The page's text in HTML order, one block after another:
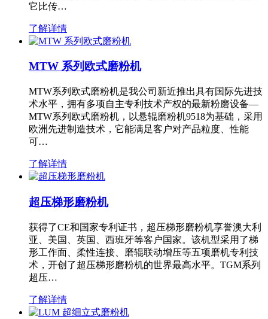
它比传…
了解详情
MTW 系列欧式磨粉机
MTW系列欧式磨粉机是我公司新近推出具有国际先进技
术水平，拥有多项自主专利技术产权的最新粉磨设备—
MTW系列欧式磨粉机，以悬辊磨粉机9518为基础，采用
欧洲先进制造技术，它能满足客户对产品粒度、性能
可…
了解详情
超压梯形磨粉机
获得了CE和国家专利证书，超压梯形磨粉机享誉澳大利
亚、美国、英国、西班牙等客户国家。该机型采用了梯
形工作面、柔性连接、磨辊联动增压等五项磨机专利技
术，开创了超压梯形磨粉机的世界最高水平。TGM系列
超压…
了解详情